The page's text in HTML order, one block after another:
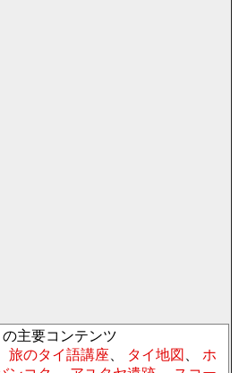
の主要コンテンツ
旅のタイ語講座 タイ地図
ホ